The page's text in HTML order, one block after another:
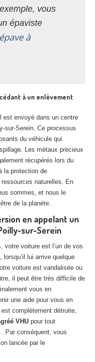
vous
épaviste
à
à un enlèvement
est envoyé dans un centre
sur-Serein. Ce processus
du véhicule qui
Les métaux précieux
récupérés lors du
la protection de
ressources naturelles. En
sommes, et nous le
de la planète.
en appelant un
sur-Serein
votre voiture est l’un de vos
lui arrive quelque
voiture est vandalisée ou
il peut être très difficile de
vous en
une aide pour vous en
complètement détruite,
VHU pour tout
. Par conséquent, vous
lancée par le